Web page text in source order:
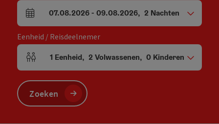
Velden voor aankomst en vertrek
07.08.2026- 09.08.2026, 2 Nachten
Eenheid / Reisdeelnemer
Aantal eenheden en persoonsvelden
1 Eenheid, 2 Volwassenen, 0 Kinderen
Zoeken